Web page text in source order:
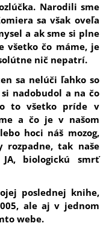
Narodili sme
sa však oveľa
a ak sme si plne
všetko čo máme, je
nič nepatrí.
sa nelúči ľahko so
nadobudol a na čo
to všetko príde v
a čo je v našom
hoci náš mozog,
rozpadne, tak naše
biologickú smrť
poslednej knihe,
ale aj v jednom
webe.